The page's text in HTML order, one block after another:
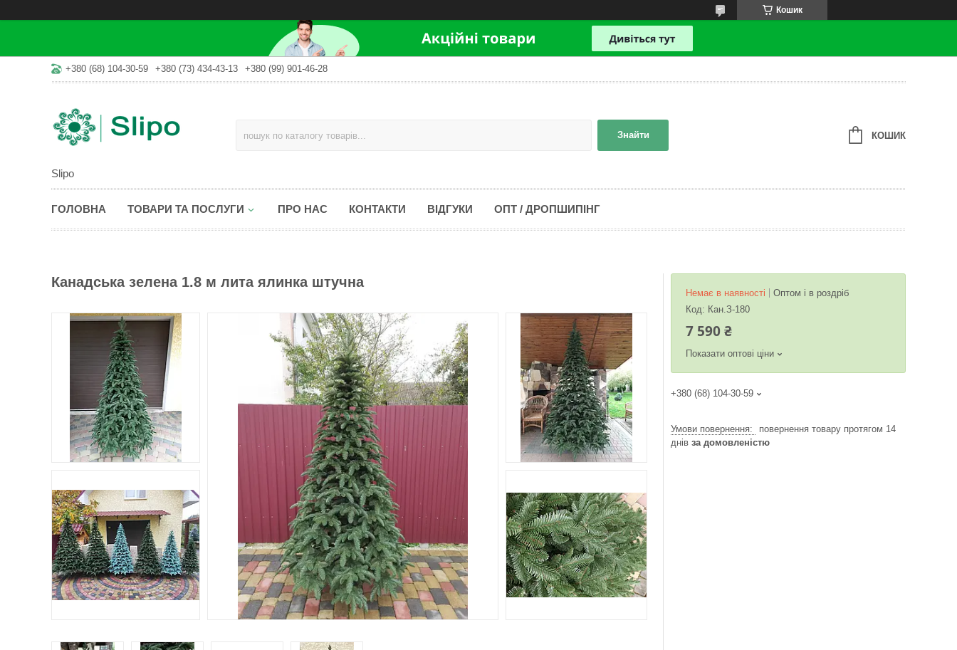
Кошик
+380 (68) 104-30-59 +380 (73) 434-43-13 +380 (99) 901-46-28
Slipo
Знайти КОШИК
ГОЛОВНА ТОВАРИ ТА ПОСЛУГИ ПРО НАС КОНТАКТИ ВІДГУКИ ОПТ / ДРОПШИПІНГ
Канадська зелена 1.8 м лита ялинка штучна
Немає в наявності
Оптом і в роздріб
Код: Кан.З-180
7 590 ₴
Показати оптові ціни
+380 (68) 104-30-59
повернення товару протягом 14
днів за домовленістю